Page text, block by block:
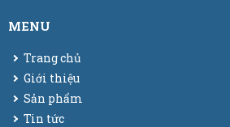
MENU
Trang chủ
Giới thiệu
Sản phẩm
Tin tức